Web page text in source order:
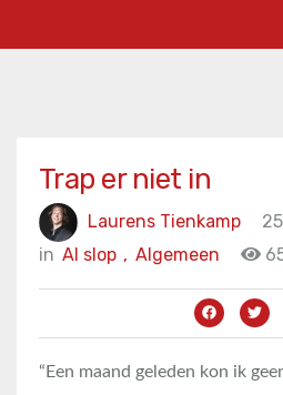
Trap er niet in
Laurens Tienkamp
in
Algemeen
AI slop ,
“Een maand geleden kon ik